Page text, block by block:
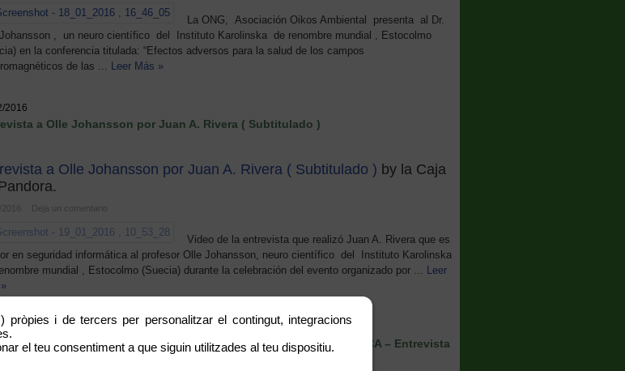
La ONG, Asociación Oikos Ambiental presenta al Dr.
, un neuro científico del Instituto Karolinska de renombre mundial , Estocolmo
en la conferencia titulada: “Efectos adversos para la salud de los campos
de las ... Leer Más »
2016
a Olle Johansson por Juan A. Rivera ( Subtitulado )
a Olle Johansson por Juan A. Rivera ( Subtitulado ) by la Caja
Deja un comentario
Video de la entrevista que realizó Juan A. Rivera que es
en seguridad informática al profesor Olle Johansson, neuro científico del Instituto Karolinska
mundial , Estocolmo (Suecia) durante la celebración del evento organizado por ... Leer
2016
Y CONTAMINACIÓN ELECTROMAGNÉTICA – Entrevista
Olle Johansson
pròpies i de tercers per personalitzar el contingut, integracions
el teu consentiment a que siguin utilitzades al teu dispositiu.